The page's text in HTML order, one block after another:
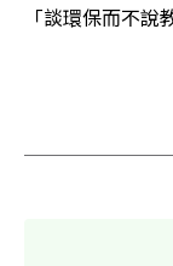
「談環保而不說